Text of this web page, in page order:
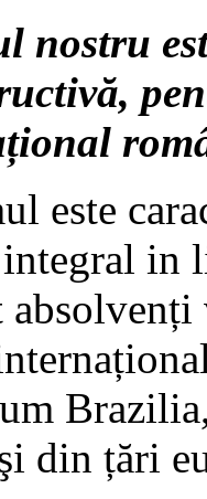
nostru
este
in
din țări